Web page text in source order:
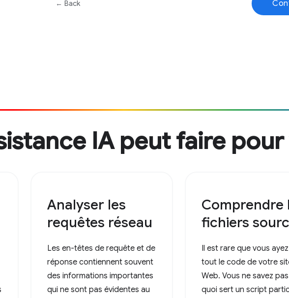
IA peut faire
Analyser les
requêtes réseau
Les en-têtes de requête et de
réponse contiennent souvent
des informations importantes
qui ne sont pas évidentes au
Comprendre
fichiers
Il est rare que vous
tout le code de votre
Web. Vous ne savez
quoi sert un script